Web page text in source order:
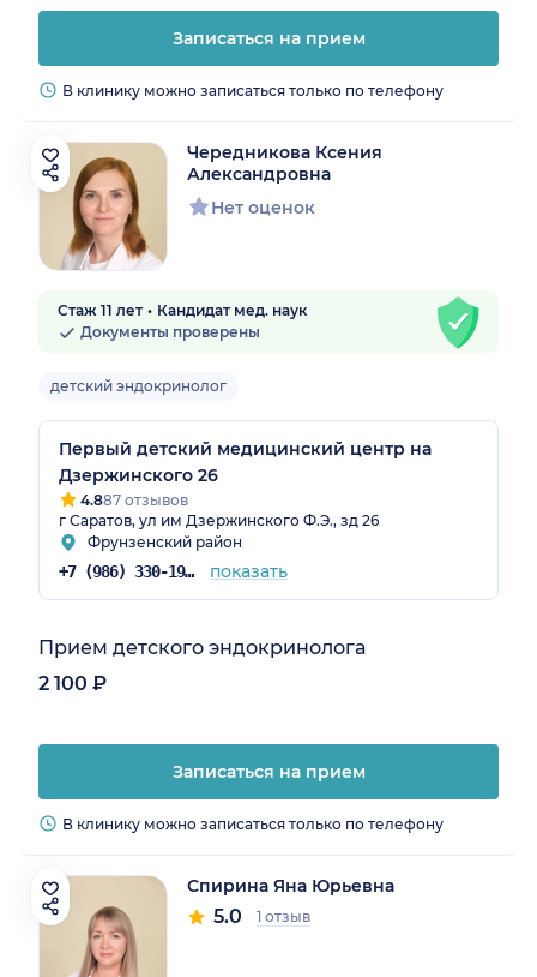
Записаться на прием
В клинику можно записаться только по телефону
Чередникова Ксения
Александровна
Нет оценок
Стаж 11 лет
Кандидат мед. наук
Документы проверены
детский эндокринолог
Первый детский медицинский центр на
Дзержинского 26
4.887 отзывов
г Саратов, ул им Дзержинского Ф.Э., зд 26
Фрунзенский район
+7 (986) 330-19-25 показать
Прием детского эндокринолога
2 100 ₽
Записаться на прием
В клинику можно записаться только по телефону
Спирина Яна Юрьевна
5.0 1 отзыв